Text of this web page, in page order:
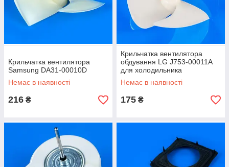
Крильчатка вентилятора
Samsung DA31-00010D
Немає в наявності
216 ₴
Крильчатка вентилятора
обдування LG J753-00011A
для холодильника
Немає в наявності
175 ₴